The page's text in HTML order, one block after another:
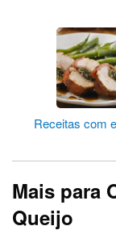
Receitas com
Mais para
Queijo